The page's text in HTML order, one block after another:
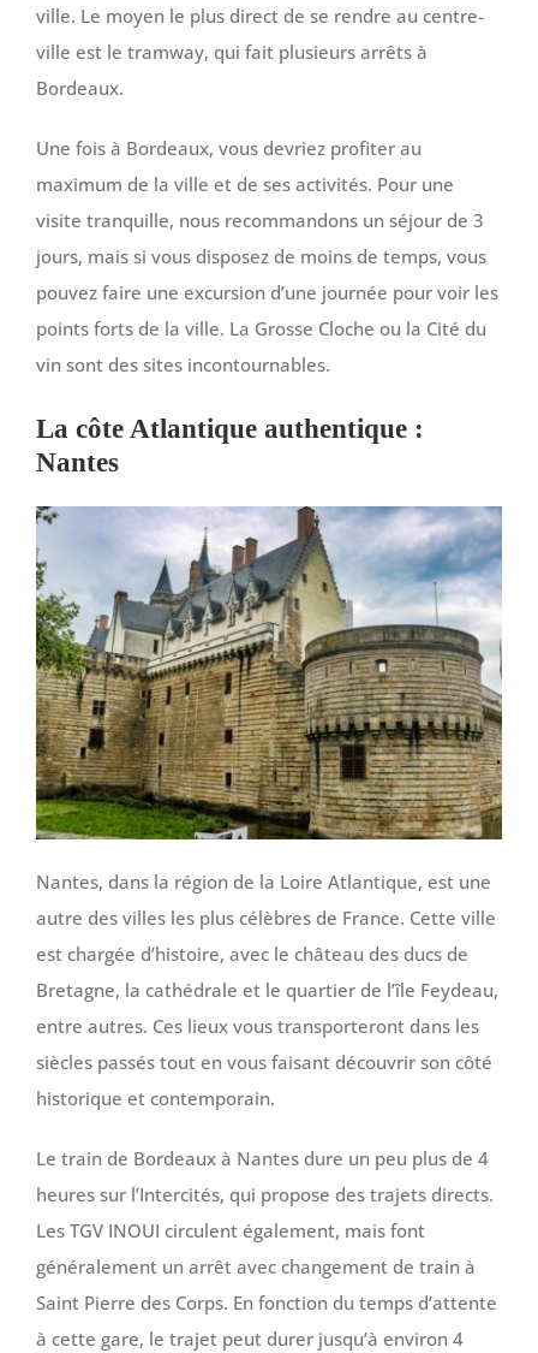
ville. Le moyen le plus direct de se rendre au centre-
ville est le tramway, qui fait plusieurs arrêts à
Bordeaux.
Une fois à Bordeaux, vous devriez profiter au
maximum de la ville et de ses activités. Pour une
visite tranquille, nous recommandons un séjour de 3
jours, mais si vous disposez de moins de temps, vous
pouvez faire une excursion d’une journée pour voir les
points forts de la ville. La Grosse Cloche ou la Cité du
vin sont des sites incontournables.
La côte Atlantique authentique :
Nantes
Nantes, dans la région de la Loire Atlantique, est une
autre des villes les plus célèbres de France. Cette ville
est chargée d’histoire, avec le château des ducs de
Bretagne, la cathédrale et le quartier de l’île Feydeau,
entre autres. Ces lieux vous transporteront dans les
siècles passés tout en vous faisant découvrir son côté
historique et contemporain.
Le train de Bordeaux à Nantes dure un peu plus de 4
heures sur l’Intercités, qui propose des trajets directs.
Les TGV INOUI circulent également, mais font
généralement un arrêt avec changement de train à
Saint Pierre des Corps. En fonction du temps d’attente
à cette gare, le trajet peut durer jusqu’à environ 4